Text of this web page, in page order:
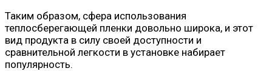
Таким образом, сфера использования
теплосберегающей пленки довольно широка, и этот
вид продукта в силу своей доступности и
сравнительной легкости в установке набирает
популярность.